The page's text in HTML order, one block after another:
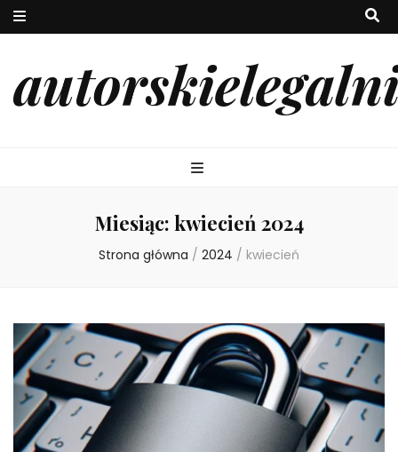
Miesiąc: kwiecień 2024
Strona główna / 2024 / kwiecień